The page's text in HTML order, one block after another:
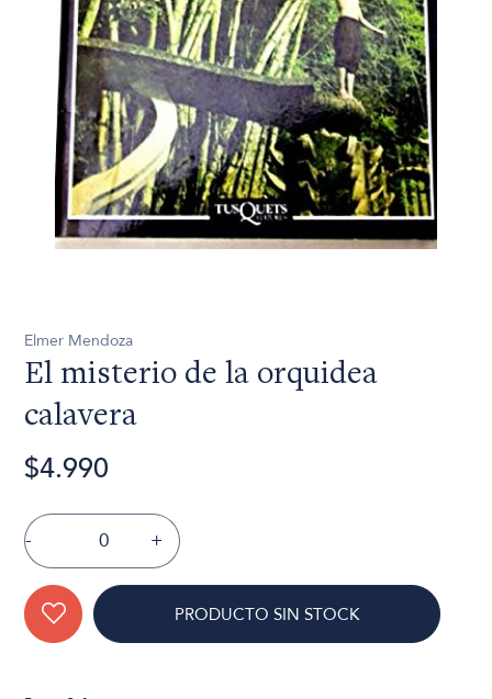
Elmer Mendoza
El misterio de la orquidea
calavera
$4.990
- +
PRODUCTO SIN STOCK